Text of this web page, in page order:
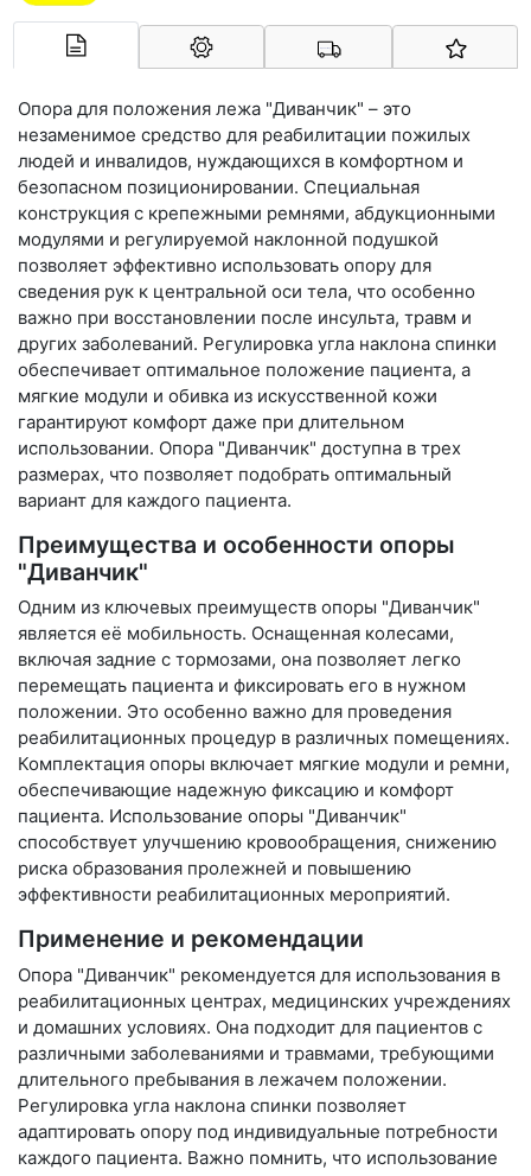
Арконт-Мед
Опора для положения лежа "Диванчик" – это
незаменимое средство для реабилитации пожилых
людей и инвалидов, нуждающихся в комфортном и
безопасном позиционировании. Специальная
конструкция с крепежными ремнями, абдукционными
модулями и регулируемой наклонной подушкой
позволяет эффективно использовать опору для
сведения рук к центральной оси тела, что особенно
важно при восстановлении после инсульта, травм и
других заболеваний. Регулировка угла наклона спинки
обеспечивает оптимальное положение пациента, а
мягкие модули и обивка из искусственной кожи
гарантируют комфорт даже при длительном
использовании. Опора "Диванчик" доступна в трех
размерах, что позволяет подобрать оптимальный
вариант для каждого пациента.
Преимущества и особенности опоры
"Диванчик"
Одним из ключевых преимуществ опоры "Диванчик"
является её мобильность. Оснащенная колесами,
включая задние с тормозами, она позволяет легко
перемещать пациента и фиксировать его в нужном
положении. Это особенно важно для проведения
реабилитационных процедур в различных помещениях.
Комплектация опоры включает мягкие модули и ремни,
обеспечивающие надежную фиксацию и комфорт
пациента. Использование опоры "Диванчик"
способствует улучшению кровообращения, снижению
риска образования пролежней и повышению
эффективности реабилитационных мероприятий.
Применение и рекомендации
Опора "Диванчик" рекомендуется для использования в
реабилитационных центрах, медицинских учреждениях
и домашних условиях. Она подходит для пациентов с
различными заболеваниями и травмами, требующими
длительного пребывания в лежачем положении.
Регулировка угла наклона спинки позволяет
адаптировать опору под индивидуальные потребности
каждого пациента. Важно помнить, что использование